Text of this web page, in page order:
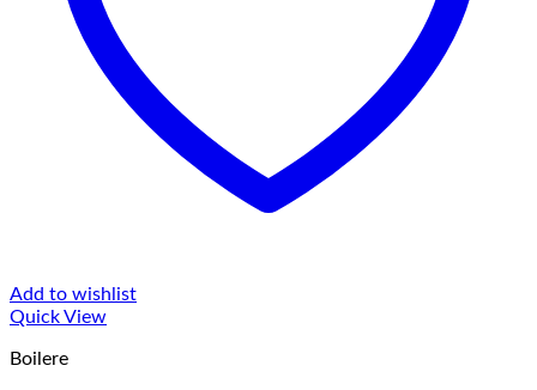
Add to wishlist
Quick View
Boilere